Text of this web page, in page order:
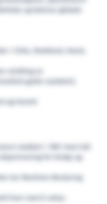
og betenar globale
i Chile, Skottland, Irland,
utvikling av
gjelle-sjukdom),
og Hareid.
etablert i 1981 med mål
for fartøy og
har Maritime Montering
fram med å vekse.